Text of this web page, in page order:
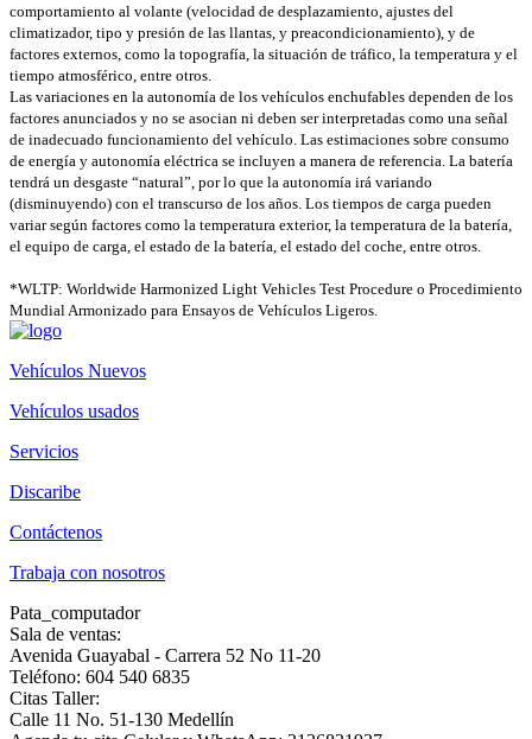
comportamiento al volante (velocidad de desplazamiento, ajustes del
climatizador, tipo y presión de las llantas, y preacondicionamiento), y de
factores externos, como la topografía, la situación de tráfico, la temperatura y el
tiempo atmosférico, entre otros.
Las variaciones en la autonomía de los vehículos enchufables dependen de los
factores anunciados y no se asocian ni deben ser interpretadas como una señal
de inadecuado funcionamiento del vehículo. Las estimaciones sobre consumo
de energía y autonomía eléctrica se incluyen a manera de referencia. La batería
tendrá un desgaste “natural”, por lo que la autonomía irá variando
(disminuyendo) con el transcurso de los años. Los tiempos de carga pueden
variar según factores como la temperatura exterior, la temperatura de la batería,
el equipo de carga, el estado de la batería, el estado del coche, entre otros.
*WLTP: Worldwide Harmonized Light Vehicles Test Procedure o Procedimiento
Mundial Armonizado para Ensayos de Vehículos Ligeros.
Vehículos Nuevos
Vehículos usados
Servicios
Discaribe
Contáctenos
Trabaja con nosotros
Pata_computador
Sala de ventas:
Avenida Guayabal - Carrera 52 No 11-20
Teléfono: 604 540 6835
Citas Taller:
Calle 11 No. 51-130 Medellín